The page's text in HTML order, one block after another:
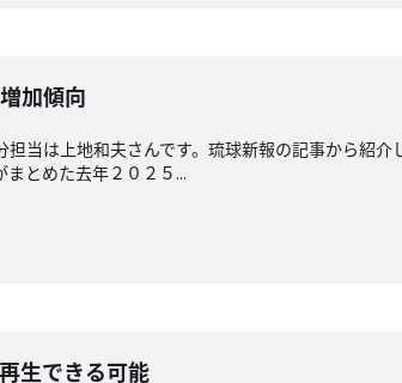
加傾向
担当は上地和夫さんです。琉球新報の記事から紹
とめた去年２０２５...
生できる可能